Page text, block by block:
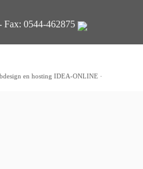
Fax: 0544-462875
en hosting IDEA-ONLINE ·